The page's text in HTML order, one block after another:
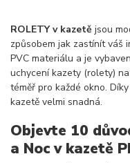
ROLETY v kazetě jsou
způsobem jak zastínít váš
PVC materiálu a je
uchycení kazety (rolety)
téměř pro každé okno.
kazetě velmi snadná.
Objevte 10
a Noc v kazetě